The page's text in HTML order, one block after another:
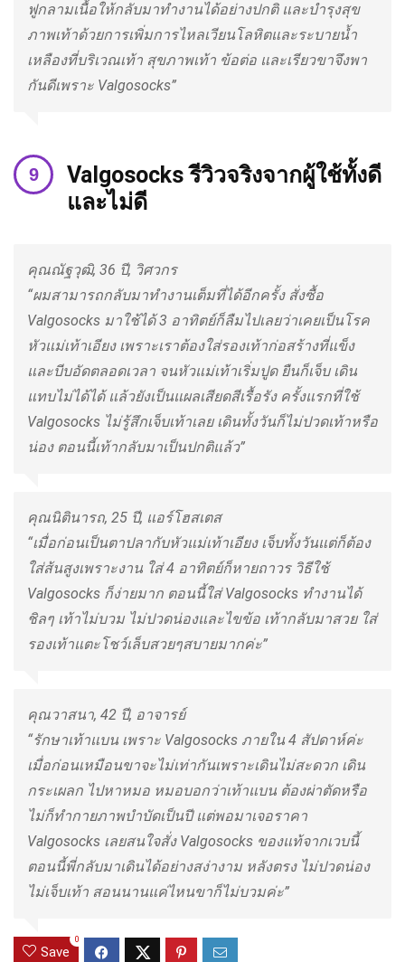
ฟูกลามเนื้อให้กลับมาทำงานได้อย่างปกติ และบำรุงสุข
ภาพเท้าด้วยการเพิ่มการไหลเวียนโลหิตและระบายน้ำ
เหลืองที่บริเวณเท้า สุขภาพเท้า ข้อต่อ และเรียวขาจึงพา
กันดีเพราะ Valgosocks”
Valgosocks รีวิวจริงจากผู้ใช้ทั้งดี
และไม่ดี
คุณณัฐวุฒิ, 36 ปี, วิศวกร
“ผมสามารถกลับมาทำงานเต็มที่ได้อีกครั้ง สั่งซื้อ
Valgosocks มาใช้ได้ 3 อาทิตย์ก็ลืมไปเลยว่าเคยเป็นโรค
หัวแม่เท้าเอียง เพราะเราต้องใส่รองเท้าก่อสร้างที่แข็ง
และบีบอัดตลอดเวลา จนหัวแม่เท้าเริ่มปูด ยืนก็เจ็บ เดิน
แทบไม่ได้ได้ แล้วยังเป็นแผลเสียดสีเรื้อรัง ครั้งแรกที่ใช้
Valgosocks ไม่รู้สึกเจ็บเท้าเลย เดินทั้งวันก็ไม่ปวดเท้าหรือ
น่อง ตอนนี้เท้ากลับมาเป็นปกติแล้ว”
คุณนิตินารถ, 25 ปี, แอร์โฮสเตส
“เมื่อก่อนเป็นตาปลากับหัวแม่เท้าเอียง เจ็บทั้งวันแต่ก็ต้อง
ใส่ส้นสูงเพราะงาน ใส่ 4 อาทิตย์ก็หายถาวร วิธีใช้
Valgosocks ก็ง่ายมาก ตอนนี้ใส่ Valgosocks ทำงานได้
ชิลๆ เท้าไม่บวม ไม่ปวดน่องและไขข้อ เท้ากลับมาสวย ใส่
รองเท้าแตะโชว์เล็บสวยๆสบายมากค่ะ”
คุณวาสนา, 42 ปี, อาจารย์
“รักษาเท้าแบน เพราะ Valgosocks ภายใน 4 สัปดาห์ค่ะ
เมื่อก่อนเหมือนขาจะไม่เท่ากันเพราะเดินไม่สะดวก เดิน
กระเผลก ไปหาหมอ หมอบอกว่าเท้าแบน ต้องผ่าตัดหรือ
ไม่ก็ทำกายภาพบำบัดเป็นปี แต่พอมาเจอราคา
Valgosocks เลยสนใจสั่ง Valgosocks ของแท้จากเวบนี้
ตอนนี้พี่กลับมาเดินได้อย่างสง่างาม หลังตรง ไม่ปวดน่อง
ไม่เจ็บเท้า สอนนานแค่ไหนขาก็ไม่บวมค่ะ”
Save
0